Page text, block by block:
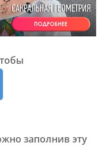
заполнив эту